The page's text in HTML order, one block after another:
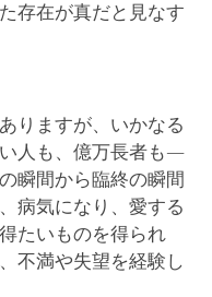
存在が真だと見なす
りますが、いかなる
人も、億万長者も―
瞬間から臨終の瞬間
病気になり、愛する
たいものを得られ
不満や失望を経験し